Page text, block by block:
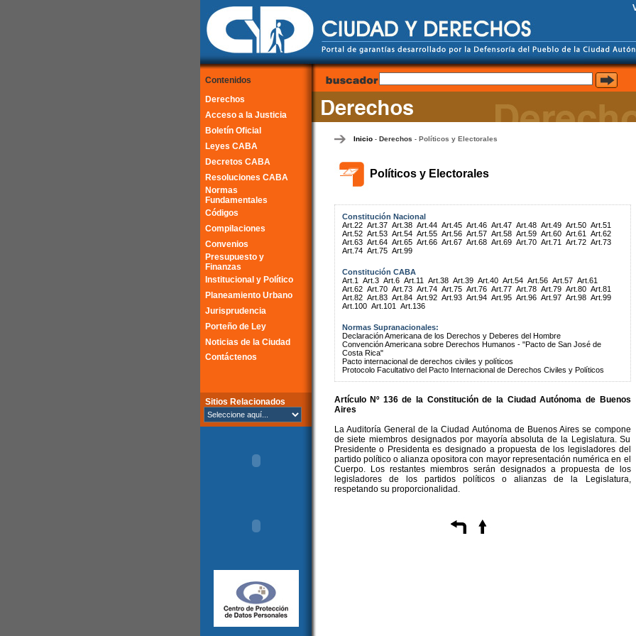
Contenidos
Derechos
Acceso a la Justicia
Boletín Oficial
Leyes CABA
Decretos CABA
Resoluciones CABA
Normas
Fundamentales
Códigos
Compilaciones
Convenios
Presupuesto y
Finanzas
Institucional y Político
Planeamiento Urbano
Jurisprudencia
Porteño de Ley
Noticias de la Ciudad
Contáctenos
Sitios Relacionados
Inicio- Derechos - Políticos y Electorales
Políticos y Electorales
Constitución Nacional
Art.22 Art.37 Art.38 Art.44 Art.45 Art.46 Art.47 Art.48 Art.49 Art.50 Art.51
Art.52 Art.53 Art.54 Art.55 Art.56 Art.57 Art.58 Art.59 Art.60 Art.61
Art.62
Art.63 Art.64 Art.65 Art.66 Art.67 Art.68 Art.69 Art.70 Art.71 Art.72 Art.73
Art.74 Art.75 Art.99
Constitución CABA
Art.1
Art.3 Art.6 Art.11 Art.38 Art.39 Art.40 Art.54 Art.56 Art.57 Art.61
Art.62 Art.70 Art.73 Art.74 Art.75 Art.76 Art.77 Art.78 Art.79 Art.80 Art.81
Art.82 Art.83 Art.84 Art.92 Art.93 Art.94 Art.95 Art.96 Art.97 Art.98 Art.99
Art.100 Art.101 Art.136
Normas Supranacionales:
Declaración Americana de los Derechos y Deberes del Hombre
Convención Americana sobre Derechos Humanos - "Pacto de San José de
Costa Rica"
Pacto internacional de derechos civiles y políticos
Protocolo Facultativo del Pacto Internacional de Derechos Civiles y Políticos
Artículo Nº 136 de la Constituciónde la Ciudad Autónoma de Buenos
Aires
La Auditoría General de la Ciudad Autónoma de Buenos Aires se compone
de siete miembros designados por mayoría absoluta de la Legislatura. Su
Presidente o Presidenta es designado a propuesta de los legisladores del
partido político o alianza opositora con mayor representación numérica en el
Cuerpo. Los restantes miembros serán designados a propuesta de los
legisladores de los partidos políticos o alianzas de la Legislatura,
respetando su proporcionalidad.